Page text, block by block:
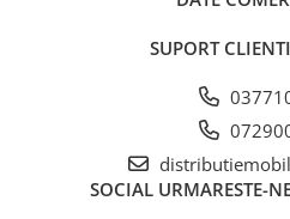
SUPORT CLIENTI
SOCIAL URMARESTE-